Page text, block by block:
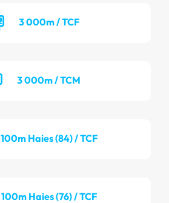
3 000m / TCF
3 000m / TCM
100m Haies (84) / TCF
100m Haies (76) / TCF